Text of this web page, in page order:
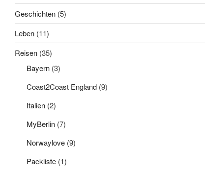
Geschichten (5)
Leben (11)
Reisen (35)
Bayern (3)
Coast2Coast England (9)
Italien (2)
MyBerlin (7)
Norwaylove (9)
Packliste (1)